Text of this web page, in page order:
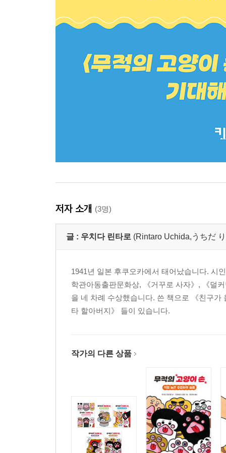
저자 소개 (3명)
글 : 우치다 린타로 (Rintaro Uchida,うちだ
1941년 일본 후쿠오카에서 태어났습니다. 시
학관아동출판문화상, 《거꾸로 사자》, 《덜
을 네 차례 수상했습니다. 쓴 책으로 《친구가
타 할아버지》 들이 있습니다.
작가의 다른 상품